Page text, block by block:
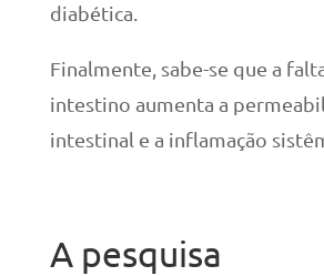
diabética.
Finalmente, sabe-se que a
intestino aumenta a
intestinal e a inflamação
A pesquisa